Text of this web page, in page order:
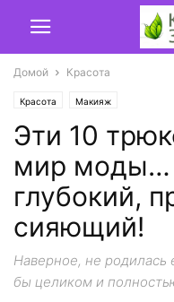
Домой Красота
Красота Макияж
Эти 10
мир моды…
глубокий,
сияющий!
Наверное, не
бы целиком и